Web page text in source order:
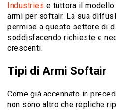
Industries e tuttora il
armi per softair. La sua
permise a questo settore di
soddisfacendo richieste e
crescenti.
Tipi di Armi Softair
Come già accennato in
non sono altro che repliche